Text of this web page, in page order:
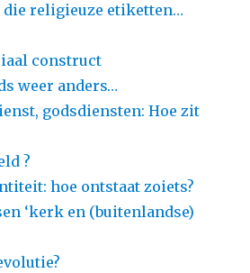
die religieuze etiketten…
construct
weer anders…
godsdiensten: Hoe zit
?
hoe ontstaat zoiets?
‘kerk en (buitenlandse)